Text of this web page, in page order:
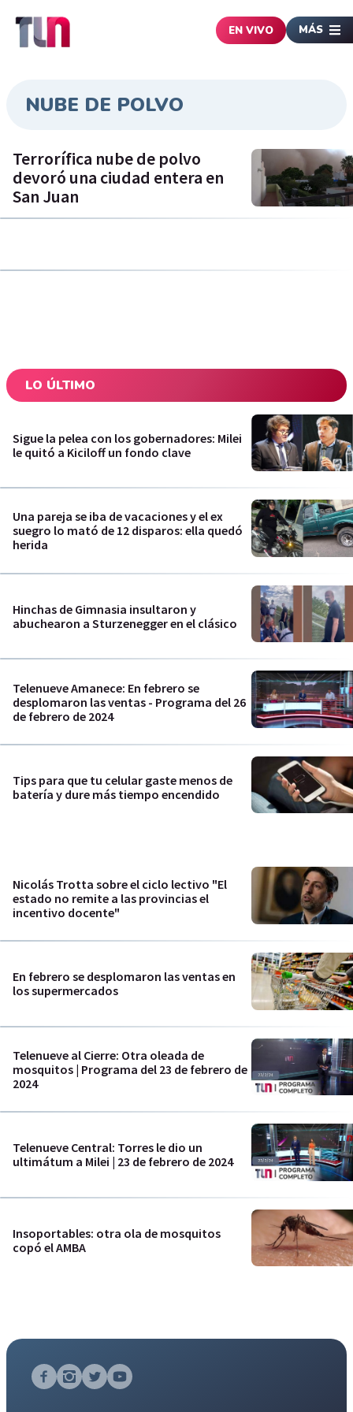
EN VIVO MÁS
NUBE DE POLVO
Terrorífica nube de polvo
devoró una ciudad entera en
San Juan
LO ÚLTIMO
Sigue la pelea con los gobernadores: Milei
le quitó a Kiciloff un fondo clave
Una pareja se iba de vacaciones y el ex
suegro lo mató de 12 disparos: ella quedó
herida
Hinchas de Gimnasia insultaron y
abuchearon a Sturzenegger en el clásico
Telenueve Amanece: En febrero se
desplomaron las ventas - Programa del 26
de febrero de 2024
Tips para que tu celular gaste menos de
batería y dure más tiempo encendido
Nicolás Trotta sobre el ciclo lectivo "El
estado no remite a las provincias el
incentivo docente"
En febrero se desplomaron las ventas en
los supermercados
Telenueve al Cierre: Otra oleada de
mosquitos | Programa del 23 de febrero de
2024
Telenueve Central: Torres le dio un
ultimátum a Milei | 23 de febrero de 2024
Insoportables: otra ola de mosquitos
copó el AMBA